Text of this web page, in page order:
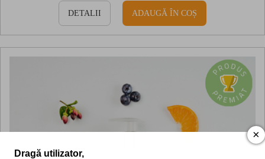
DETALII ADAUGĂ ÎN COȘ
×
Dragă utilizator,